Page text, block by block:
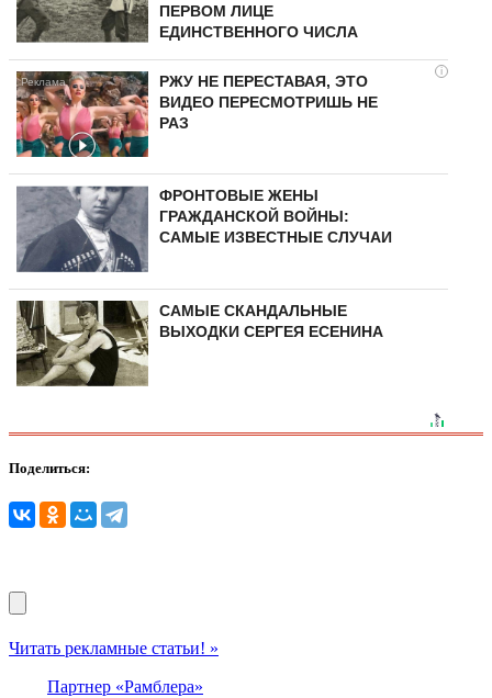
ПЕРВОМ ЛИЦЕ
ЕДИНСТВЕННОГО ЧИСЛА
i
РЖУ НЕ ПЕРЕСТАВАЯ, ЭТО
ВИДЕО ПЕРЕСМОТРИШЬ НЕ
РАЗ
ФРОНТОВЫЕ ЖЕНЫ
ГРАЖДАНСКОЙ ВОЙНЫ:
САМЫЕ ИЗВЕСТНЫЕ СЛУЧАИ
САМЫЕ СКАНДАЛЬНЫЕ
ВЫХОДКИ СЕРГЕЯ ЕСЕНИНА
Поделиться:
Читать рекламные статьи! »
Партнер «Рамблера»